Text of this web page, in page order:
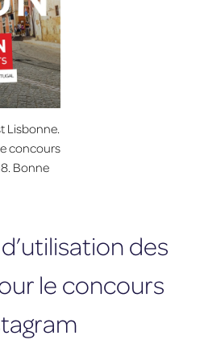
Lisbonne.
concours
Bonne
des
le concours